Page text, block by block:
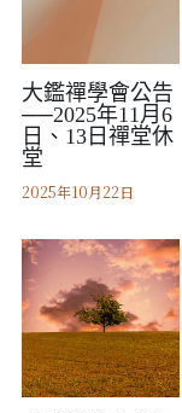
大鑑禪學會公告
──2025年11月6
日、13日禪堂休
堂
2025年10月22日